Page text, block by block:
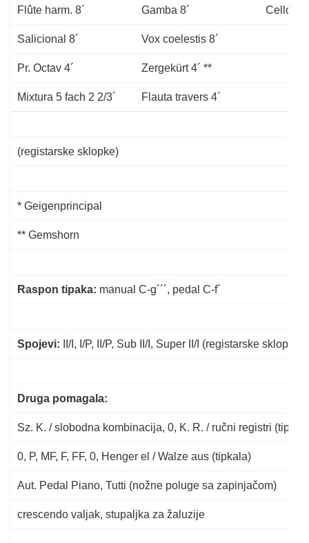
Flûte harm. 8´ Gamba 8´ Cello 8´
Salicional 8´ Vox coelestis 8´
Pr. Octav 4´ Zergekürt 4´ **
Mixtura 5 fach 2 2/3´ Flauta travers 4´
(registarske sklopke)
* Geigenprincipal
** Gemshorn
Raspon tipaka: manual C-g´´´, pedal C-f´
Spojevi: II/I, I/P, II/P, Sub II/I, Super II/I (registarske sklopke)
Druga pomagala:
Sz. K. / slobodna kombinacija, 0, K. R. / ručni registri
0, P, MF, F, FF, 0, Henger el / Walze aus (tipkala)
Aut. Pedal Piano, Tutti (nožne poluge sa zapinjačom)
crescendo valjak, stupaljka za žaluzije